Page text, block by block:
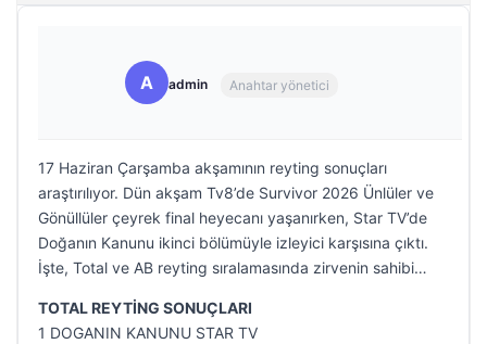
A admin Anahtar yönetici
17 Haziran Çarşamba akşamının reyting sonuçları
araştırılıyor. Dün akşam Tv8’de Survivor 2026 Ünlüler ve
Gönüllüler çeyrek final heyecanı yaşanırken, Star TV’de
Doğanın Kanunu ikinci bölümüyle izleyici karşısına çıktı.
İşte, Total ve AB reyting sıralamasında zirvenin sahibi…
TOTAL REYTİNG SONUÇLARI
1 DOGANIN KANUNU STAR TV